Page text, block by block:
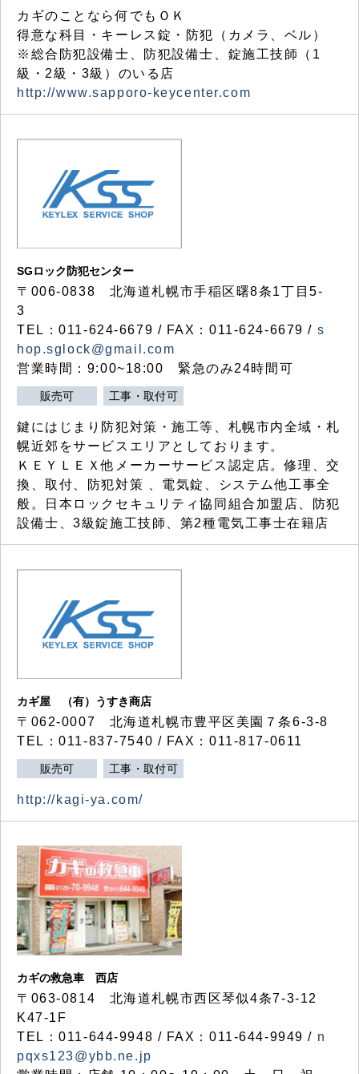
カギのことなら何でもＯＫ
得意な科目・キーレス錠・防犯（カメラ、ベル）
※総合防犯設備士、防犯設備士、錠施工技師（1
級・2級・3級）のいる店
http://www.sapporo-keycenter.com
SGロック防犯センター
〒006-0838 北海道札幌市手稲区曙8条1丁目5-
3
TEL：011-624-6679 / FAX：011-624-6679 / s
hop.sglock@gmail.com
営業時間：9:00~18:00 緊急のみ24時間可
販売可 工事・取付可
鍵にはじまり防犯対策・施工等、札幌市内全域・札
幌近郊をサービスエリアとしております。
ＫＥＹＬＥＸ他メーカーサービス認定店。修理、交
換、取付、防犯対策 、電気錠、システム他工事全
般。日本ロックセキュリティ協同組合加盟店、防犯
設備士、3級錠施工技師、第2種電気工事士在籍店
カギ屋 （有）うすき商店
〒062-0007 北海道札幌市豊平区美園７条6-3-8
TEL：011-837-7540 / FAX：011-817-0611
販売可 工事・取付可
http://kagi-ya.com/
カギの救急車 西店
〒063-0814 北海道札幌市西区琴似4条7-3-12
K47-1F
TEL：011-644-9948 / FAX：011-644-9949 / n
pqxs123@ybb.ne.jp